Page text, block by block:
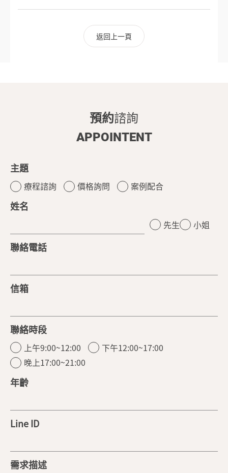
返回上一頁
預約諮詢
APPOINTENT
主題
療程諮詢 價格詢問 案例配合
姓名
先生 小姐
聯絡電話
信箱
聯絡時段
上午9:00~12:00
下午12:00~17:00
晚上17:00~21:00
年齡
Line ID
需求描述